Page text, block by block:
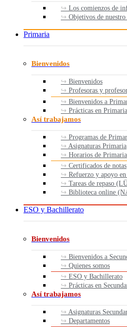
Los comienzos de
Objetivos de
Primaria
Bienvenidos
Bienvenidos
Profesoras y
Bienvenidos a
Prácticas en Primaria
Así trabajamos
Programas de
Asignaturas Primaria
Horarios de Primaria
Certificados de notas
Refuerzo y apoyo
Tareas de repaso
Biblioteca online
ESO y Bachillerato
Bienvenidos
Bienvenidos a
Quienes somos
ESO y Bachillerato
Prácticas en
Así trabajamos
Asignaturas
Departamentos